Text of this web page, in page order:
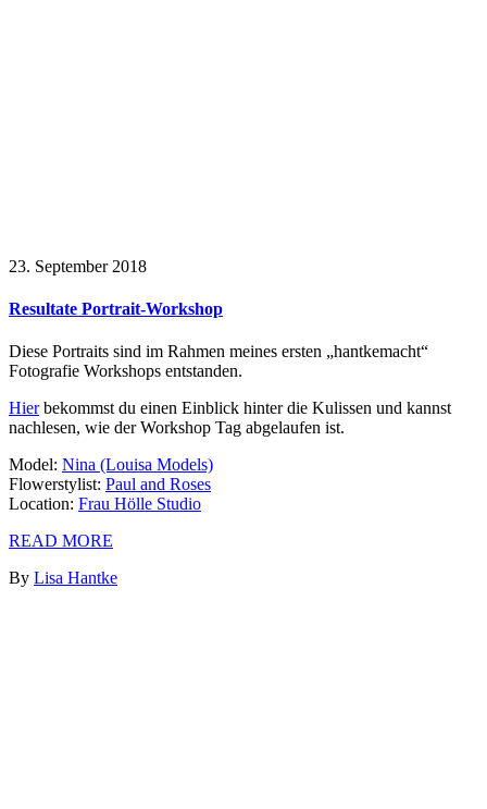
23. September 2018
Resultate Portrait-Workshop
Diese Portraits sind im Rahmen meines ersten „hantkemacht“
Fotografie Workshops entstanden.
Hierbekommst du einen Einblick hinter die Kulissen und kannst
nachlesen, wie der Workshop Tag abgelaufen ist.
Model: Nina (Louisa Models)
Flowerstylist: Paul and Roses
Location: Frau Hölle Studio
READ MORE
By Lisa Hantke